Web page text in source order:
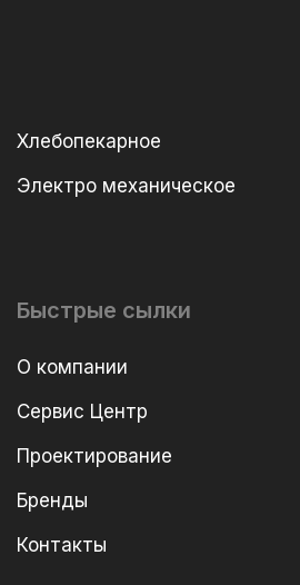
Хлебопекарное
Электро механическое
Быстрые сылки
О компании
Сервис Центр
Проектирование
Бренды
Контакты